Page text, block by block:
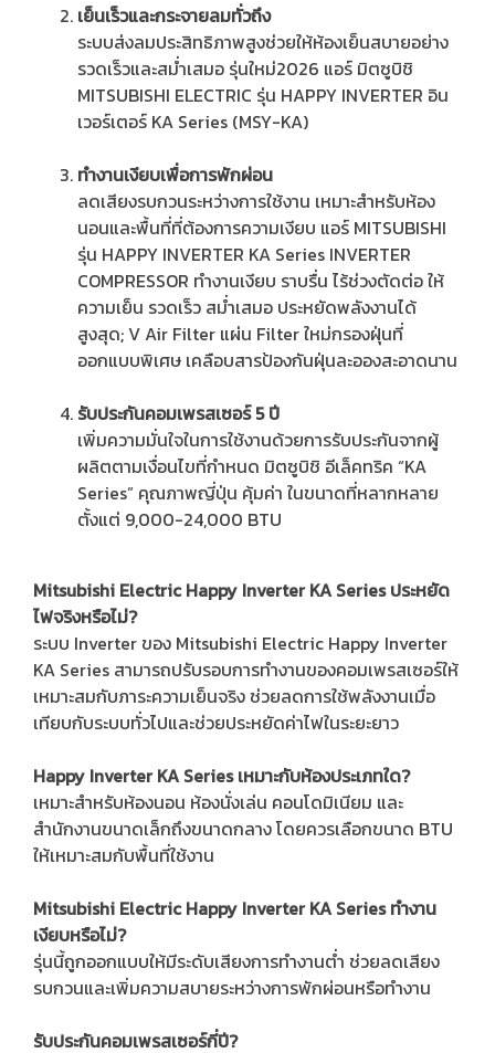
เย็นเร็วและกระจายลมทั่วถึง
ระบบส่งลมประสิทธิภาพสูงช่วยให้ห้องเย็นสบายอย่าง
รวดเร็วและสม่ำเสมอ รุ่นใหม่2026 แอร์ มิตซูบิชิ
MITSUBISHI ELECTRIC รุ่น HAPPY INVERTER อิน
เวอร์เตอร์ KA Series (MSY-KA)
ทำงานเงียบเพื่อการพักผ่อน
ลดเสียงรบกวนระหว่างการใช้งาน เหมาะสำหรับห้อง
นอนและพื้นที่ที่ต้องการความเงียบ แอร์ MITSUBISHI
รุ่น HAPPY INVERTER KA Series INVERTER
COMPRESSOR ทำงานเงียบ ราบรื่น ไร้ช่วงตัดต่อ ให้
ความเย็น รวดเร็ว สม่ำเสมอ ประหยัดพลังงานได้
สูงสุด; V Air Filter แผ่น Filter ใหม่กรองฝุ่นที่
ออกแบบพิเศษ เคลือบสารป้องกันฝุ่นละอองสะอาดนาน
รับประกันคอมเพรสเซอร์ 5 ปี
เพิ่มความมั่นใจในการใช้งานด้วยการรับประกันจากผู้
ผลิตตามเงื่อนไขที่กำหนด มิตซูบิชิ อีเล็คทริค “KA
Series” คุณภาพญี่ปุ่น คุ้มค่า ในขนาดที่หลากหลาย
ตั้งแต่ 9,000-24,000 BTU
Mitsubishi Electric Happy Inverter KA Series ประหยัด
ไฟจริงหรือไม่?
ระบบ Inverter ของ Mitsubishi Electric Happy Inverter
KA Series สามารถปรับรอบการทำงานของคอมเพรสเซอร์ให้
เหมาะสมกับภาระความเย็นจริง ช่วยลดการใช้พลังงานเมื่อ
เทียบกับระบบทั่วไปและช่วยประหยัดค่าไฟในระยะยาว
Happy Inverter KA Series เหมาะกับห้องประเภทใด?
เหมาะสำหรับห้องนอน ห้องนั่งเล่น คอนโดมิเนียม และ
สำนักงานขนาดเล็กถึงขนาดกลาง โดยควรเลือกขนาด BTU
ให้เหมาะสมกับพื้นที่ใช้งาน
Mitsubishi Electric Happy Inverter KA Series ทำงาน
เงียบหรือไม่?
รุ่นนี้ถูกออกแบบให้มีระดับเสียงการทำงานต่ำ ช่วยลดเสียง
รบกวนและเพิ่มความสบายระหว่างการพักผ่อนหรือทำงาน
รับประกันคอมเพรสเซอร์กี่ปี?